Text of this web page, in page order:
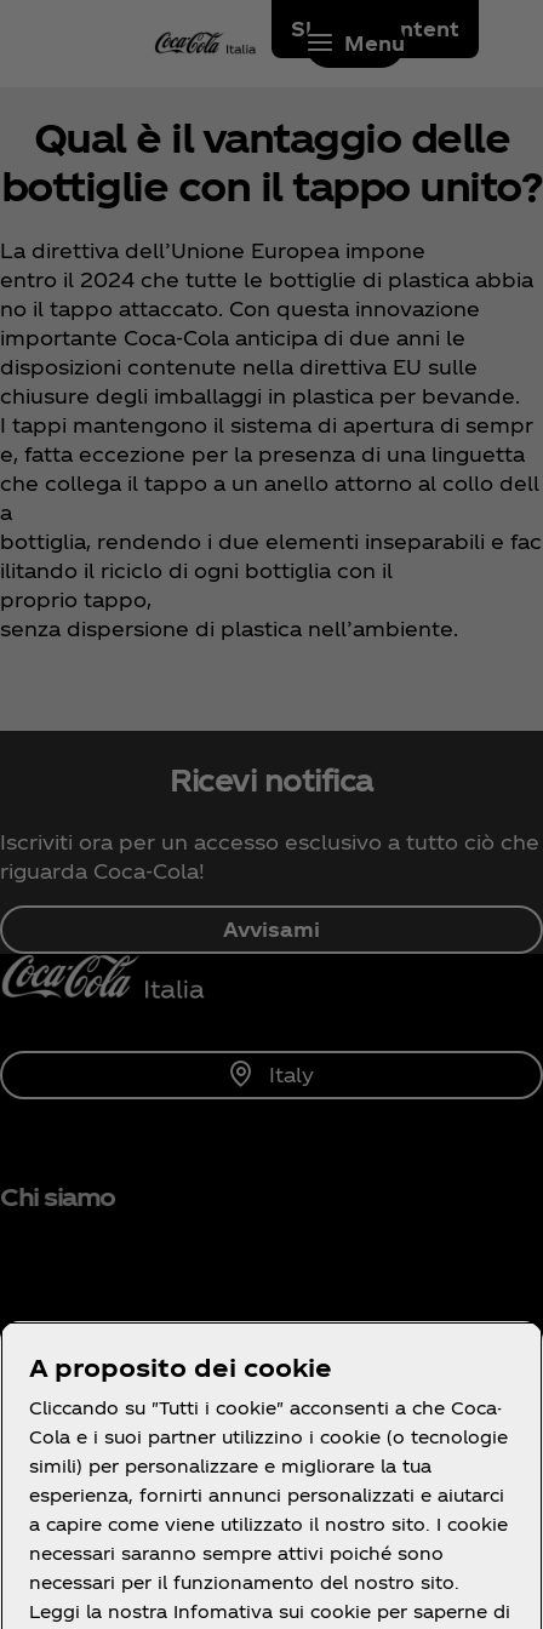
Skip to content
Menu
Qual è il vantaggio delle
bottiglie con il tappo unito?
La direttiva dell’Unione Europea impone
entro il 2024 che tutte le bottiglie di plastica abbia
no il tappo attaccato. Con questa innovazione
importante Coca‑Cola anticipa di due anni le
disposizioni contenute nella direttiva EU sulle
chiusure degli imballaggi in plastica per bevande.
I tappi mantengono il sistema di apertura di sempr
e, fatta eccezione per la presenza di una linguetta
che collega il tappo a un anello attorno al collo dell
a
bottiglia, rendendo i due elementi inseparabili e fac
ilitando il riciclo di ogni bottiglia con il
proprio tappo,
senza dispersione di plastica nell’ambiente.
Ricevi notifica
Iscriviti ora per un accesso esclusivo a tutto ciò che
riguarda Coca‑Cola!
Avvisami
Italy
Chi siamo
Hai bisogno di aiuto?
Termini e Condizioni
Facebook
X linkedin
Youtube
Instagram
A proposito dei cookie
Cliccando su "Tutti i cookie" acconsenti a che Coca-
Cola e i suoi partner utilizzino i cookie (o tecnologie
simili) per personalizzare e migliorare la tua
esperienza, fornirti annunci personalizzati e aiutarci
a capire come viene utilizzato il nostro sito. I cookie
necessari saranno sempre attivi poiché sono
necessari per il funzionamento del nostro sito.
Leggi la nostra Infomativa sui cookie per saperne di